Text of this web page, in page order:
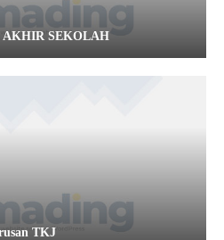
SEKOLAH
TKJ